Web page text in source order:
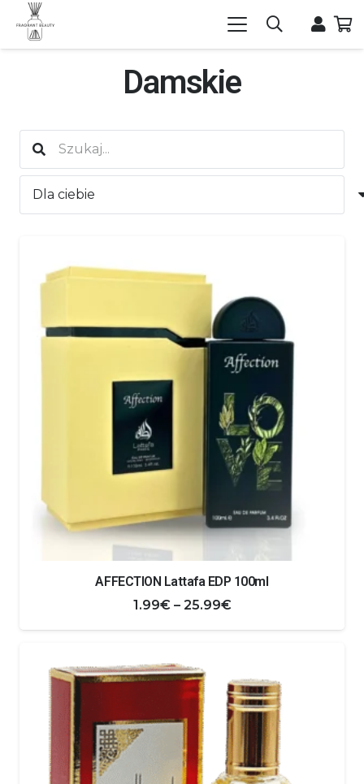
Damskie
AFFECTION Lattafa EDP 100ml
1.99€ – 25.99€Zakres
cen:
do
25.99€